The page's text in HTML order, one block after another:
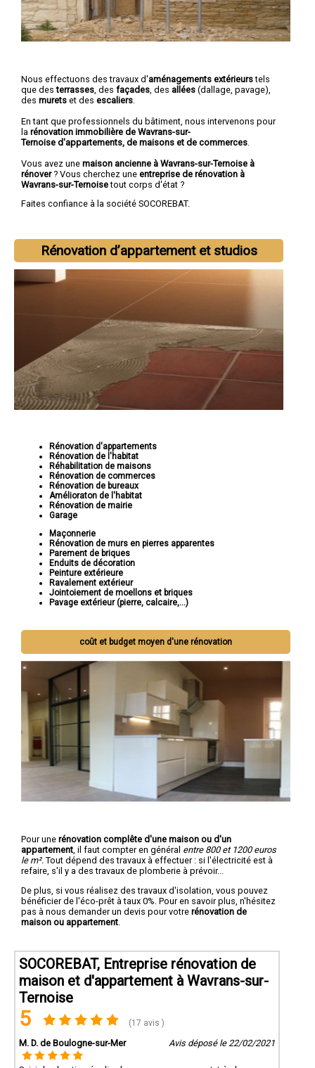
Nous effectuons des travaux d'aménagements extérieurstels
que desterrasses , des façades , des allées (dallage, pavage),
des murets et des escaliers
En tant que professionnels du bâtiment, nous intervenons pour
la rénovation immobilière de Wavrans-sur-
Ternoise d'appartements, de maisons et de commerces
Vous avez une maison ancienne à Wavrans-sur-Ternoise à
rénover? Vous cherchez une entreprise de rénovation à
Wavrans-sur-Ternoisetout corps d'état ?
Faites confiance à la société SOCOREBAT.
Rénovation d’appartement et studios
Rénovation d'appartements
Rénovation de l'habitat
Réhabilitation de maisons
Rénovation de commerces
Rénovation de bureaux
Amélioraton de l'habitat
Rénovation de mairie
Garage
Maçonnerie
Rénovation de murs en pierres apparentes
Parement de briques
Enduits de décoration
Peinture extérieure
Ravalement extérieur
Jointoiement de moellons et briques
Pavage extérieur (pierre, calcaire,...)
coût et budget moyen d'une rénovation
Pour une rénovation complête d'une maison ou d'un
appartement , il faut compter en général entre 800 et 1200 euros
le m². Tout dépend des travaux à effectuer : si l'électricité est à
refaire, s'il y a des travaux de plomberie à prévoir...
De plus, si vous réalisez des travaux d'isolation, vous pouvez
bénéficier de l'éco-prêt à taux 0%. Pour en savoir plus, n'hésitez
pas à nous demander un devis pour votre rénovation de
maison ou appartement
SOCOREBAT, Entreprise rénovation de
maison et d'appartement à Wavrans-sur-
Ternoise
5 (17 avis )
M. D. de Boulogne-sur-Mer Avis déposé le 22/02/2021